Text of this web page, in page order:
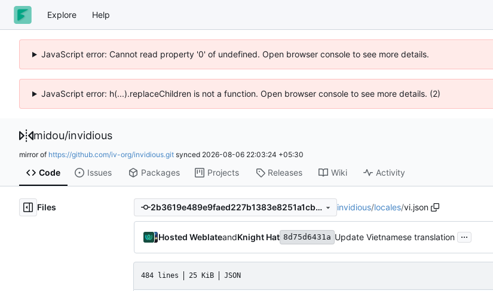
Explore Help
JavaScript error: Cannot read property '0' of undefined. Open browser console to see more details.
JavaScript error: h(...).replaceChildren is not a function. Open browser console to see more details. (2)
midou/invidious
mirror of https://github.com/iv-org/invidious.git synced 2026-08-06 22:03:24 +05:30
Code Issues Packages Projects Releases Wiki Activity
Files 2b3619e489e9faed227b1383e8251a1cb532a5ca invidious/locales/vi.json
Hosted WeblateandKnight Hat 8d75d6431a Update Vietnamese translation ...
484 lines 25 KiB JSON